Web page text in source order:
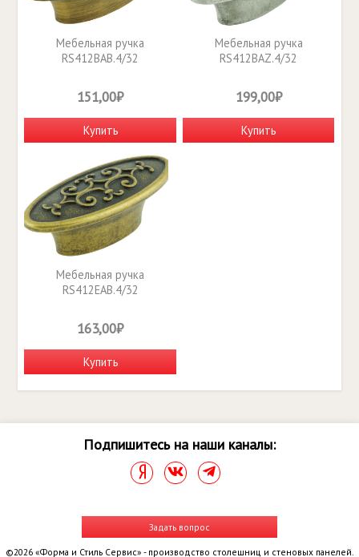
Мебельная ручка
RS412BAB.4/32
151,00₽
Купить
Мебельная ручка
RS412BAZ.4/32
199,00₽
Купить
Мебельная ручка
RS412EAB.4/32
163,00₽
Купить
Подпишитесь на наши каналы:
Задать вопрос
©2026 «Форма и Стиль Сервис» - производство столешниц и стеновых панелей.